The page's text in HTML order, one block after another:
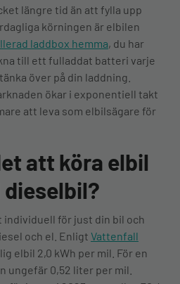
längre tid än att fylla upp
körningen är elbilen
laddbox hemma, du har
till ett fulladdat batteri varje
över på din laddning.
ökar i exponentiell takt
att leva som elbilsägare för
att köra elbil
för just din bil och
och el. Enligt Vattenfall
elbil 2,0 kWh per mil. För en
ungefär 0,52 liter per mil.